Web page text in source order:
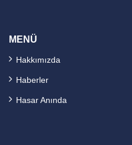
MENÜ
Hakkımızda
Haberler
Hasar Anında